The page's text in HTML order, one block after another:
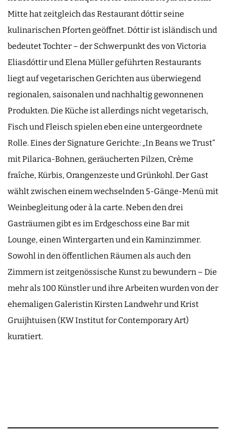
Mitte hat zeitgleich das Restaurant dóttir seine
kulinarischen Pforten geöffnet. Dóttir ist isländisch und
bedeutet Tochter – der Schwerpunkt des von Victoria
Eliasdóttir und Elena Müller geführten Restaurants
liegt auf vegetarischen Gerichten aus überwiegend
regionalen, saisonalen und nachhaltig gewonnenen
Produkten. Die Küche ist allerdings nicht vegetarisch,
Fisch und Fleisch spielen eben eine untergeordnete
Rolle. Eines der Signature Gerichte: „In Beans we Trust“
mit Pilarica-Bohnen, geräucherten Pilzen, Crème
fraîche, Kürbis, Orangenzeste und Grünkohl. Der Gast
wählt zwischen einem wechselnden 5-Gänge-Menü mit
Weinbegleitung oder à la carte. Neben den drei
Gasträumen gibt es im Erdgeschoss eine Bar mit
Lounge, einen Wintergarten und ein Kaminzimmer.
Sowohl in den öffentlichen Räumen als auch den
Zimmern ist zeitgenössische Kunst zu bewundern – Die
mehr als 100 Künstler und ihre Arbeiten wurden von der
ehemaligen Galeristin Kirsten Landwehr und Krist
Gruijhtuisen (KW Institut for Contemporary Art)
kuratiert.